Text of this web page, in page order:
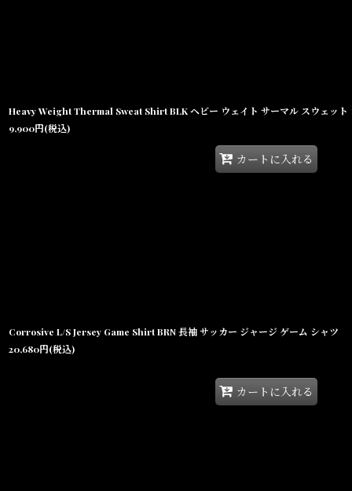
Heavy Weight Thermal Sweat Shirt BLK ヘビー ウェイト サーマル スウェット
9,900円(税込)
カートに入れる
Corrosive L/S Jersey Game Shirt BRN 長袖 サッカー ジャージ ゲーム シャツ
20,680円(税込)
カートに入れる